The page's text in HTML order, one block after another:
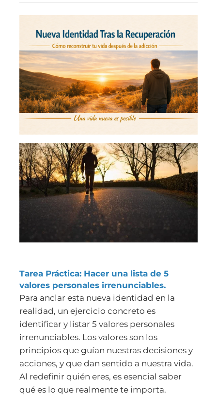
Tarea Práctica: Hacer una lista de 5
valores personales irrenunciables.
Para anclar esta nueva identidad en la
realidad, un ejercicio concreto es
identificar y listar5 valores personales
irrenunciables. Los valores son los
principios que guían nuestras decisiones y
acciones, y que dan sentido a nuestra vida.
Al redefinir quién eres, es esencial saber
qué es lo que realmente te importa.